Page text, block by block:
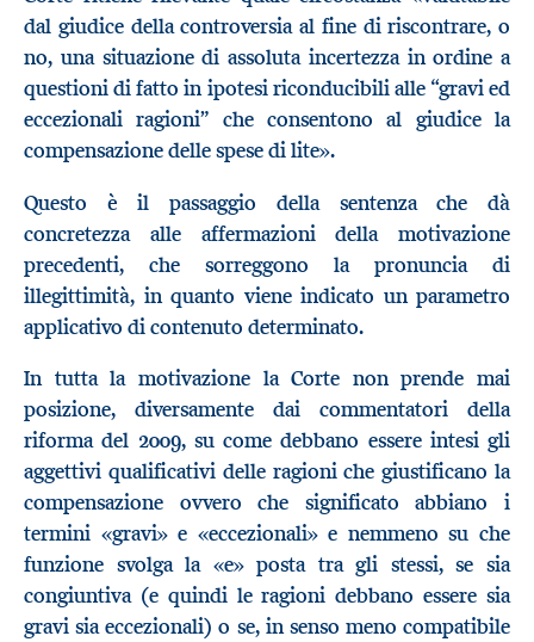
dal giudice della controversia al fine di riscontrare, o
no, una situazione di assoluta incertezza in ordine a
questioni di fatto in ipotesi riconducibili alle “gravi ed
eccezionali ragioni” che consentono al giudice la
compensazione delle spese di lite».
Questo è il passaggio della sentenza che dà
concretezza alle affermazioni della motivazione
precedenti, che sorreggono la pronuncia di
illegittimità, in quanto viene indicato un parametro
applicativo di contenuto determinato.
In tutta la motivazione la Corte non prende mai
posizione, diversamente dai commentatori della
riforma del 2009, su come debbano essere intesi gli
aggettivi qualificativi delle ragioni che giustificano la
compensazione ovvero che significato abbiano i
termini «gravi» e «eccezionali» e nemmeno su che
funzione svolga la «e» posta tra gli stessi, se sia
congiuntiva (e quindi le ragioni debbano essere sia
gravi sia eccezionali) o se, in senso meno compatibile